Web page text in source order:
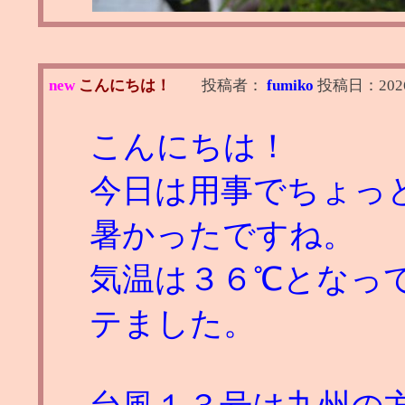
new こんにちは！ 投稿者： fumiko 投稿日：
こんにちは！
今日は用事でちょっ
暑かったですね。
気温は３６℃となっ
テました。